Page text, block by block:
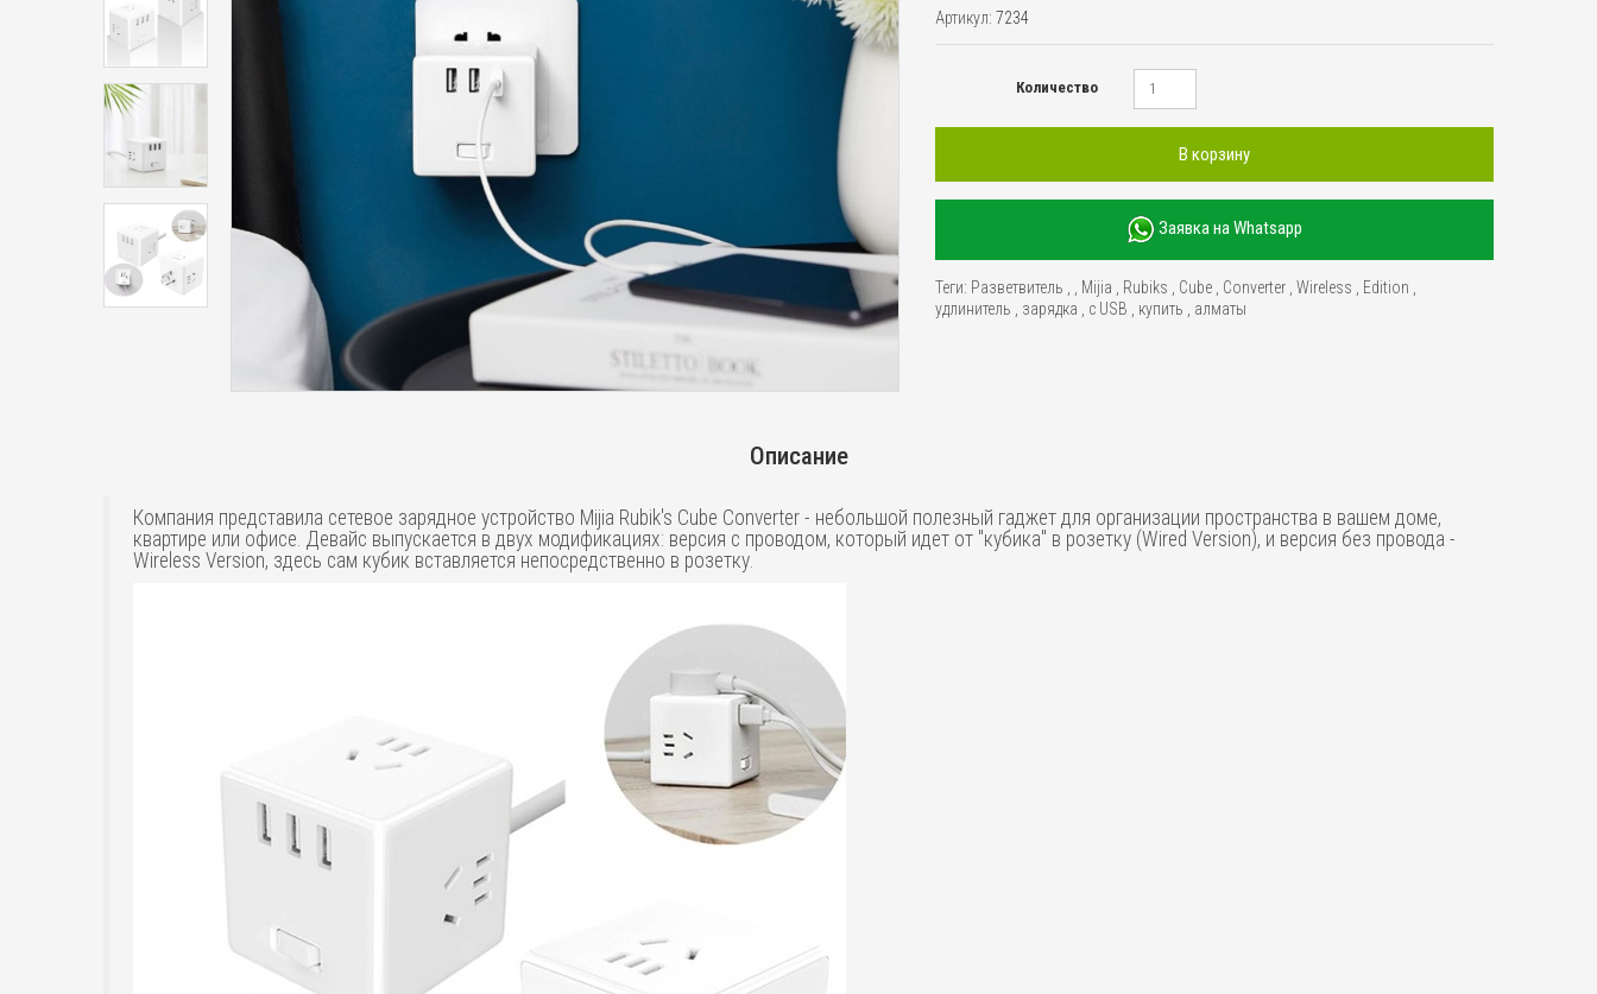
Артикул: 7234
Количество
В корзину
Заявка на Whatsapp
Теги: Разветвитель Mijia Rubiks Cube Converter Wireless Edition
удлинитель
зарядка с USB купить алматы
Описание
Компания представила сетевое зарядное устройство Mijia Rubik's Cube Converter - небольшой полезный гаджет для организации пространства в вашем доме,
квартире или офисе. Девайс выпускается в двух модификациях: версия с проводом, который идет от "кубика" в розетку (Wired Version), и версия без провода -
Wireless Version, здесь сам кубик вставляется непосредственно в розетку.